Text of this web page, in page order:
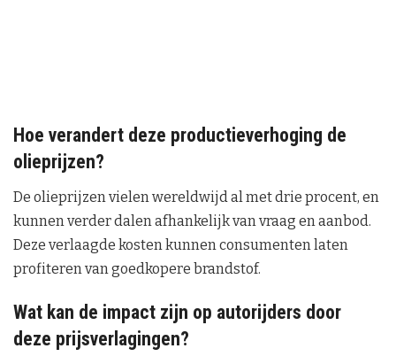
Hoe verandert deze productieverhoging de
olieprijzen?
De olieprijzen vielen wereldwijd al met drie procent, en
kunnen verder dalen afhankelijk van vraag en aanbod.
Deze verlaagde kosten kunnen consumenten laten
profiteren van goedkopere brandstof.
Wat kan de impact zijn op autorijders door
deze prijsverlagingen?